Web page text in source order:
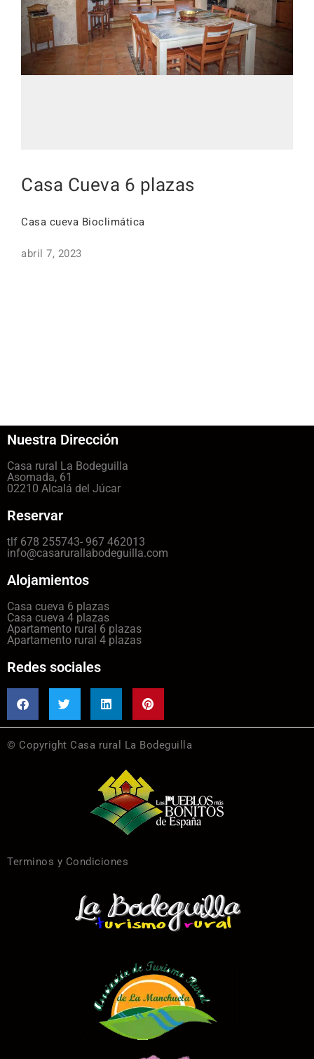
Casa Cueva 6 plazas
Casa cueva Bioclimática
abril 7, 2023
Nuestra Dirección
Casa rural La Bodeguilla
Asomada, 61
02210 Alcalá del Júcar
Reservar
tlf 678 255743- 967 462013
info@casarurallabodeguilla.com
Alojamientos
Casa cueva 6 plazas
Casa cueva 4 plazas
Apartamento rural 6 plazas
Apartamento rural 4 plazas
Redes sociales
© Copyright Casa rural La Bodeguilla
Terminos y Condiciones